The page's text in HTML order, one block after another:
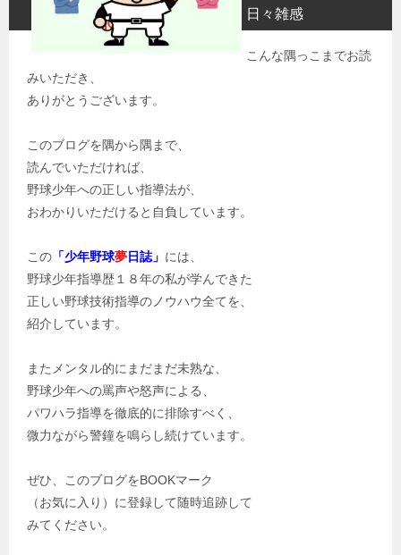
日々雑感
こんな隅っこまでお読
みいただき、
ありがとうございます。
このブログを隅から隅まで、
読んでいただければ、
野球少年への正しい指導法が、
おわかりいただけると自負しています。
この 「少年野球夢日誌」 には、
野球少年指導歴１８年の私が学んできた
正しい野球技術指導のノウハウ全てを、
紹介しています。
またメンタル的にまだまだ未熟な、
野球少年への罵声や怒声による、
パワハラ指導を徹底的に排除すべく、
微力ながら警鐘を鳴らし続けています。
ぜひ、このブログをBOOKマーク
（お気に入り）に登録して随時追跡して
みてください。